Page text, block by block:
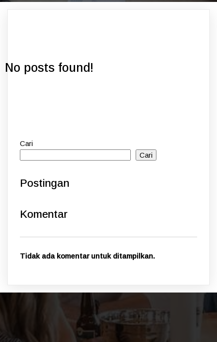
No posts found!
Cari
Cari
Postingan
Komentar
Tidak ada komentar untuk ditampilkan.